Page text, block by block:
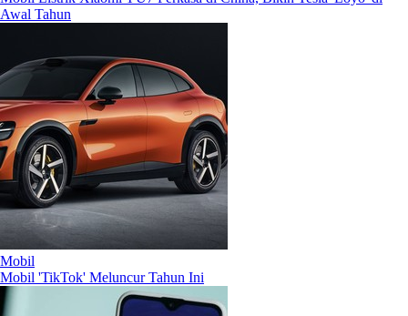
Awal Tahun
Mobil
Mobil 'TikTok' Meluncur Tahun Ini